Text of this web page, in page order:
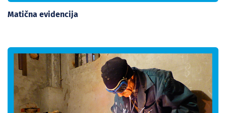
Matična evidencija